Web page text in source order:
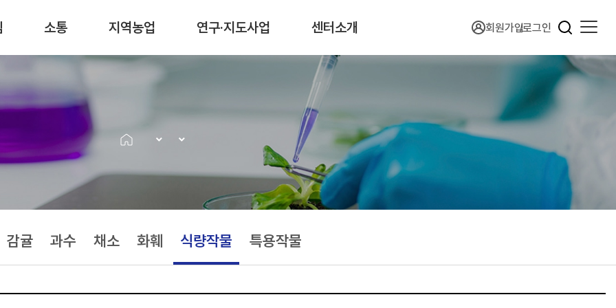
소통 지역농업 연구·지도사업 센터소개 회원가입로그인
감귤 과수 채소 화훼 식량작물 특용작물